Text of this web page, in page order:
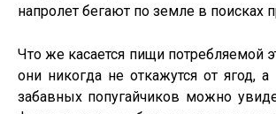
напролет бегают по земле в поисках
Что же касается пищи потребляемой
они никогда не откажутся от ягод,
забавных попугайчиков можно